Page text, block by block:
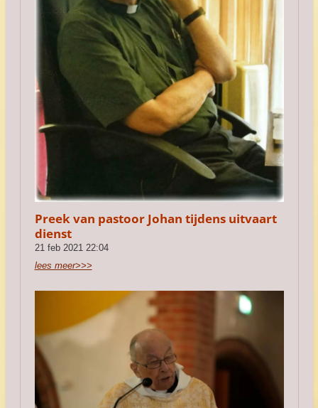
Preek van pastoor Johan tijdens uitvaart
dienst
21 feb 2021 22:04
lees meer>>>